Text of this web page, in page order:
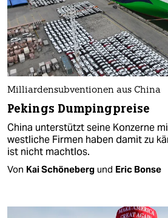
Milliardensubventionen aus China
Pekings Dumpingpreise
China unterstützt seine Konzerne
westliche Firmen haben damit zu
ist nicht machtlos.
Von Kai Schöneberg und Eric Bonse